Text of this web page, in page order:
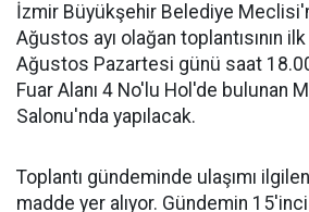
İzmir Büyükşehir Belediye
Ağustos ayı olağan toplantısının
Ağustos Pazartesi günü saat
Fuar Alanı 4 No'lu Hol'de bulunan
Salonu'nda yapılacak.
Toplantı gündeminde ulaşımı
madde yer alıyor. Gündemin